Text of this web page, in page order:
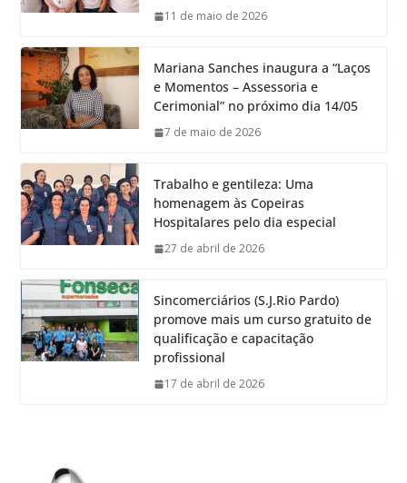
11 de maio de 2026
Mariana Sanches inaugura a “Laços
e Momentos – Assessoria e
Cerimonial” no próximo dia 14/05
7 de maio de 2026
Trabalho e gentileza: Uma
homenagem às Copeiras
Hospitalares pelo dia especial
27 de abril de 2026
Sincomerciários (S.J.Rio Pardo)
promove mais um curso gratuito de
qualificação e capacitação
profissional
17 de abril de 2026